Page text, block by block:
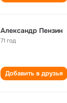
Александр Пензин
71 год
Добавить в друзья